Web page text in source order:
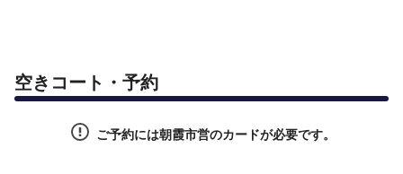
空きコート・予約
ご予約には朝霞市営のカードが必要です。